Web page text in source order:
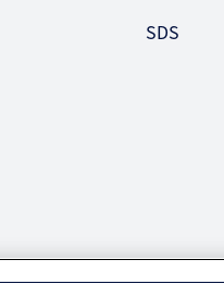
SDS